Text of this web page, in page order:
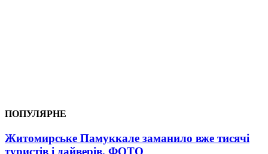
ПОПУЛЯРНЕ
Житомирське Памуккале заманило вже тисячі
туристів і дайверів. ФОТО